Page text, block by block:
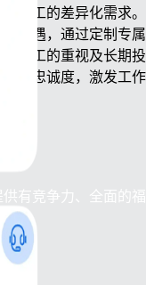
员工的差异化需求。
待遇，通过定制专属
员工的重视及长期投
队忠诚度，激发工作
有竞争力、全面的福